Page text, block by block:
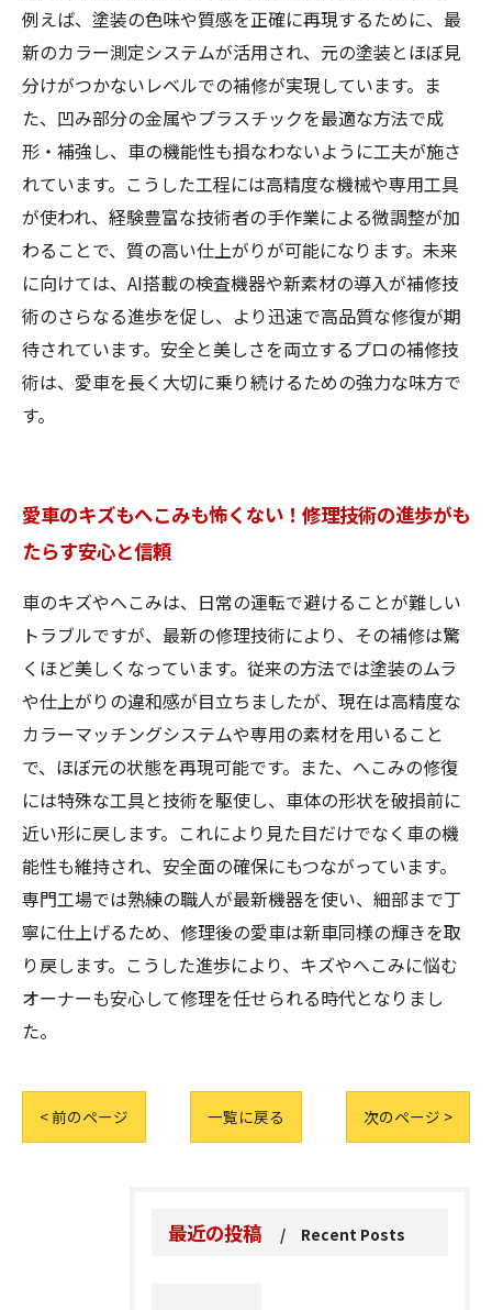
例えば、塗装の色味や質感を正確に再現するために、最
新のカラー測定システムが活用され、元の塗装とほぼ見
分けがつかないレベルでの補修が実現しています。ま
た、凹み部分の金属やプラスチックを最適な方法で成
形・補強し、車の機能性も損なわないように工夫が施さ
れています。こうした工程には高精度な機械や専用工具
が使われ、経験豊富な技術者の手作業による微調整が加
わることで、質の高い仕上がりが可能になります。未来
に向けては、AI搭載の検査機器や新素材の導入が補修技
術のさらなる進歩を促し、より迅速で高品質な修復が期
待されています。安全と美しさを両立するプロの補修技
術は、愛車を長く大切に乗り続けるための強力な味方で
す。
愛車のキズもへこみも怖くない！修理技術の進歩がも
たらす安心と信頼
車のキズやへこみは、日常の運転で避けることが難しい
トラブルですが、最新の修理技術により、その補修は驚
くほど美しくなっています。従来の方法では塗装のムラ
や仕上がりの違和感が目立ちましたが、現在は高精度な
カラーマッチングシステムや専用の素材を用いること
で、ほぼ元の状態を再現可能です。また、へこみの修復
には特殊な工具と技術を駆使し、車体の形状を破損前に
近い形に戻します。これにより見た目だけでなく車の機
能性も維持され、安全面の確保にもつながっています。
専門工場では熟練の職人が最新機器を使い、細部まで丁
寧に仕上げるため、修理後の愛車は新車同様の輝きを取
り戻します。こうした進歩により、キズやへこみに悩む
オーナーも安心して修理を任せられる時代となりまし
た。
< 前のページ 一覧に戻る 次のページ >
最近の投稿 Recent Posts